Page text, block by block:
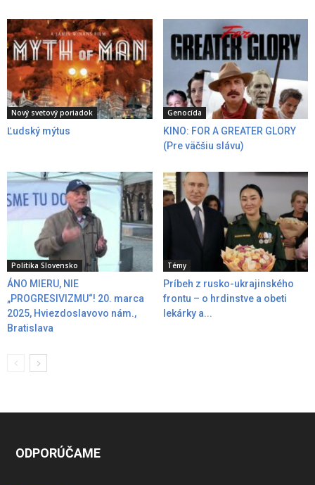
Nový svetový poriadok
Ľudský mýtus
Genocída
KINO: FOR A GREATER GLORY
(Pre väčšiu slávu)
Politika Slovensko
ÁNO MIERU, NIE
„PROGRESIVIZMU“! 20. marca
2025, Hviezdoslavovo nám.,
Bratislava
Témy
Príbeh z rusko-ukrajinského
frontu – o hrdinstve a obeti
lekárky a...
ODPORÚČAME